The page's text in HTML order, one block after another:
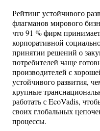
Рейтинг устойчивого
флагманов мирового
что 91 % фирм
корпоративной
принятии решений о
потребителей чаще
производителей с
устойчивого развития,
крупные
работать с EcoVadis,
своих глобальных
процессы.